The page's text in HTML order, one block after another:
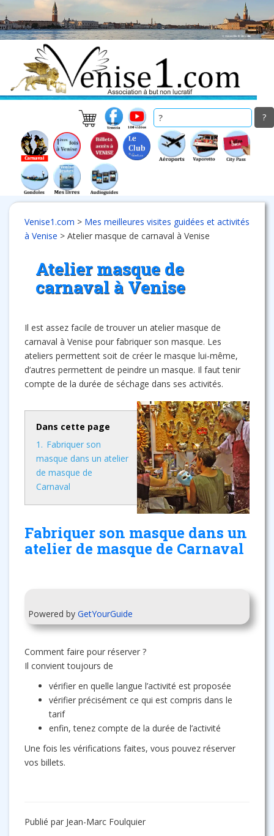
to
main
Venise1.com > Mes meilleures visites guidées et activités
à Venise > Atelier masque de carnaval à Venise
Atelier masque de
carnaval à Venise
Il est assez facile de trouver un atelier masque de
carnaval à Venise pour fabriquer son masque. Les
ateliers permettent soit de créer le masque lui-même,
d’autres permettent de peindre un masque. Il faut tenir
compte de la durée de séchage dans ses activités.
Dans cette page
1. Fabriquer son
masque dans un atelier
de masque de
Carnaval
Fabriquer son masque dans un
atelier de masque de Carnaval
Powered by GetYourGuide
Comment faire pour réserver ?
Il convient toujours de
vérifier en quelle langue l’activité est proposée
vérifier précisément ce qui est compris dans le
tarif
enfin, tenez compte de la durée de l’activité
Une fois les vérifications faites, vous pouvez réserver
vos billets.
Publié par Jean-Marc Foulquier